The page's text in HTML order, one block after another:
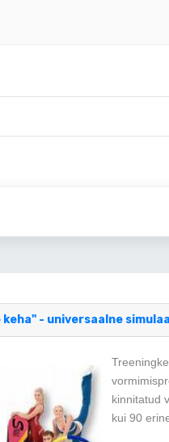
keha" - universaalne
kinnitatud
kui 90